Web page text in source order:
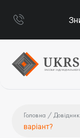
Головна /
варіант?